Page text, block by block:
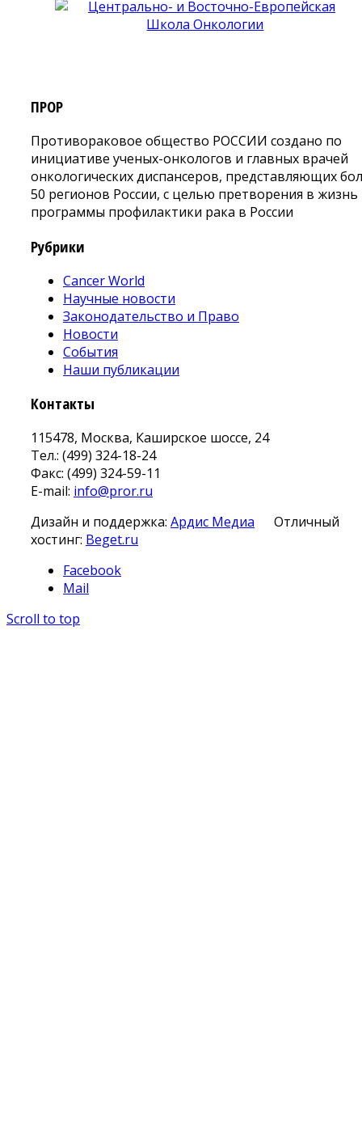
ПРОР
Противораковое общество РОССИИ создано по
инициативе ученых-онкологов и главных врачей
онкологических диспансеров, представляющих
50 регионов России, с целью претворения в жизнь
программы профилактики рака в России
Рубрики
Cancer World
Научные новости
Законодательство и Право
Новости
События
Наши публикации
Контакты
115478, Москва, Каширское шоссе, 24
Тел.: (499) 324-18-24
Факс: (499) 324-59-11
E-mail: info@pror.ru
Дизайн и поддержка: Ардис Медиа
Отличный
хостинг: Beget.ru
Facebook
Mail
Scroll to top